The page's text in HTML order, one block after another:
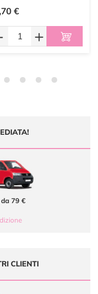
€
+
da 79 €
CLIENTI